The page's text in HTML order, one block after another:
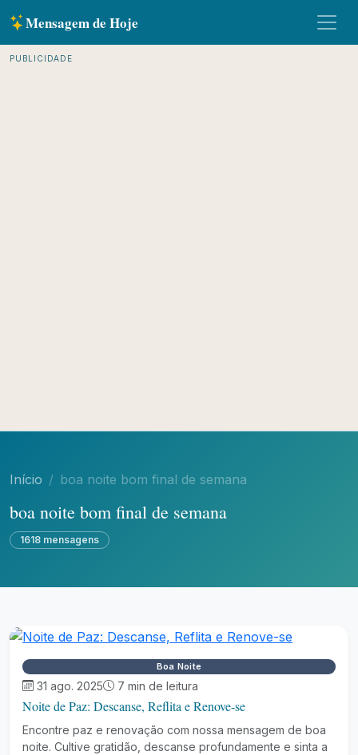
Mensagem de Hoje
PUBLICIDADE
Início boa noite bom final de semana
boa noite bom final de semana
1618 mensagens
Boa Noite
31 ago. 2025 7 min de leitura
Noite de Paz: Descanse, Reflita e Renove-se
Encontre paz e renovação com nossa mensagem de boa
noite. Cultive gratidão, descanse profundamente e sinta a